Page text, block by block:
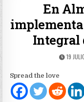
En
implementa
Integral
19
Spread the love